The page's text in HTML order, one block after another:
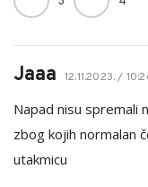
Jaaa 12.11.2023. /
Napad nisu spremali
zbog kojih normalan
utakmicu